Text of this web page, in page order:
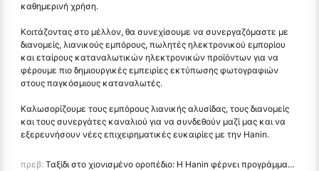
καθημερινή χρήση.
Κοιτάζοντας στο μέλλον, θα συνεχίσουμε να συνεργαζόμαστε με
διανομείς, λιανικούς εμπόρους, πωλητές ηλεκτρονικού εμπορίου
και εταίρους καταναλωτικών ηλεκτρονικών προϊόντων για να
φέρουμε πιο δημιουργικές εμπειρίες εκτύπωσης φωτογραφιών
στους παγκόσμιους καταναλωτές.
Καλωσορίζουμε τους εμπόρους λιανικής αλυσίδας, τους διανομείς
και τους συνεργάτες καναλιού για να συνδεθούν μαζί μας και να
εξερευνήσουν νέες επιχειρηματικές ευκαιρίες με την Hanin.
πρεβ: Ταξίδι στο χιονισμένο οροπέδιο: Η Hanin φέρνει προγράμματα εκπαίδευσης φωτογραφίας στα παιδιά στο Qamdo